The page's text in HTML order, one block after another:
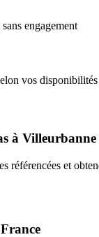
engagement
vos disponibilités
à Villeurbanne
référencées et